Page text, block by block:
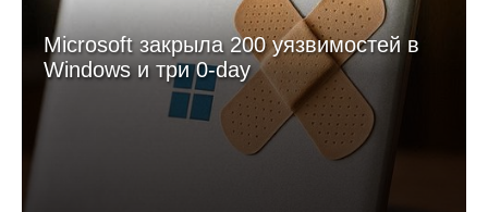
Microsoft закрыла 200 уязвимостей в
Windows и три 0-day